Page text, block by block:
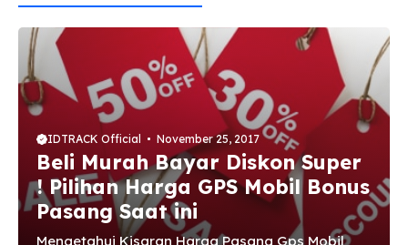
IDTRACK Official November 25, 2017
Beli Murah Bayar Diskon Super
! Pilihan Harga GPS Mobil Bonus
Pasang Saat ini
Mengetahui Kisaran Harga Pasang Gps Mobil